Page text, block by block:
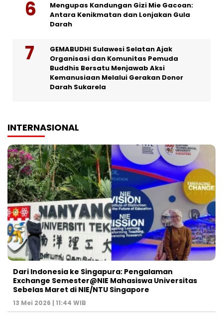
Mengupas Kandungan Gizi Mie Gacoan:
Antara Kenikmatan dan Lonjakan Gula
Darah
GEMABUDHI Sulawesi Selatan Ajak
Organisasi dan Komunitas Pemuda
Buddhis Bersatu Menjawab Aksi
Kemanusiaan Melalui Gerakan Donor
Darah Sukarela
INTERNASIONAL
Dari Indonesia ke Singapura: Pengalaman
Exchange Semester@NIE Mahasiswa Universitas
Sebelas Maret di NIE/NTU Singapore
13 Mei 2026 | 11:44 WIB